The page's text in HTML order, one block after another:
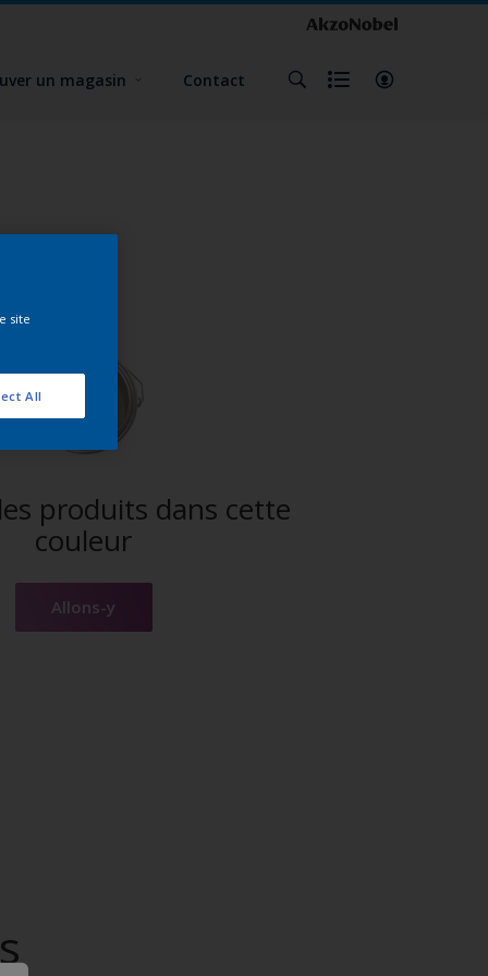
un magasin Contact
produits dans cette
couleur
Allons-y
site
All